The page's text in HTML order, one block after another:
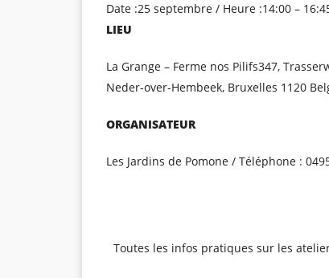
Date :25 septembre / Heure :14:00 –
LIEU
La Grange – Ferme nos Pilifs347,
Neder-over-Hembeek, Bruxelles 1120
ORGANISATEUR
Les Jardins de Pomone / Téléphone :
Toutes les infos pratiques sur les